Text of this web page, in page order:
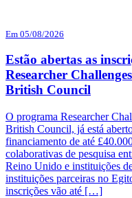
Em 05/08/2026
Estão abertas as
Researcher
British Council
O programa Researcher
British Council, já está
financiamento de até
colaborativas de pesquisa
Reino Unido e instituições
instituições parceiras no
inscrições vão até […]